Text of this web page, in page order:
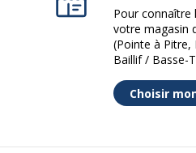
Pour connaître
votre magasin
(Pointe à Pitre,
Baillif / Basse-
Choisir